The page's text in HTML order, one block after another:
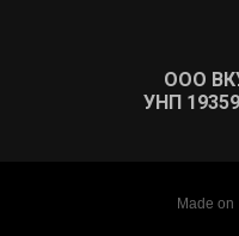
ООО
УНП
Made on